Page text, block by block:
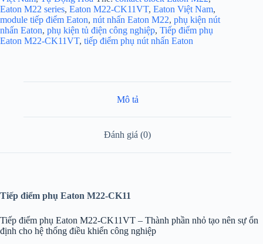
Eaton M22 series, Eaton M22-CK11VT, Eaton Việt Nam,
module tiếp điểm Eaton, nút nhấn Eaton M22, phụ kiện nút
nhấn Eaton, phụ kiện tủ điện công nghiệp, Tiếp điểm phụ
Eaton M22-CK11VT, tiếp điểm phụ nút nhấn Eaton
Mô tả
Đánh giá (0)
Tiếp điểm phụ Eaton M22-CK11
Tiếp điểm phụ Eaton M22-CK11VT – Thành phần nhỏ tạo nên sự ổn
định cho hệ thống điều khiển công nghiệp